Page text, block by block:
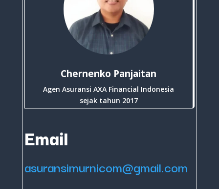
Chernenko Panjaitan
Agen Asuransi AXA Financial Indonesia
sejak tahun 2017
Email
asuransimurnicom@gmail.com